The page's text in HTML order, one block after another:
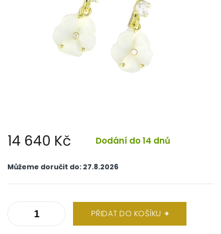
14 640 Kč Dodání do 14 dnů
cena:
Můžeme doručit do: 27.8.2026
PŘIDAT DO KOŠÍKU